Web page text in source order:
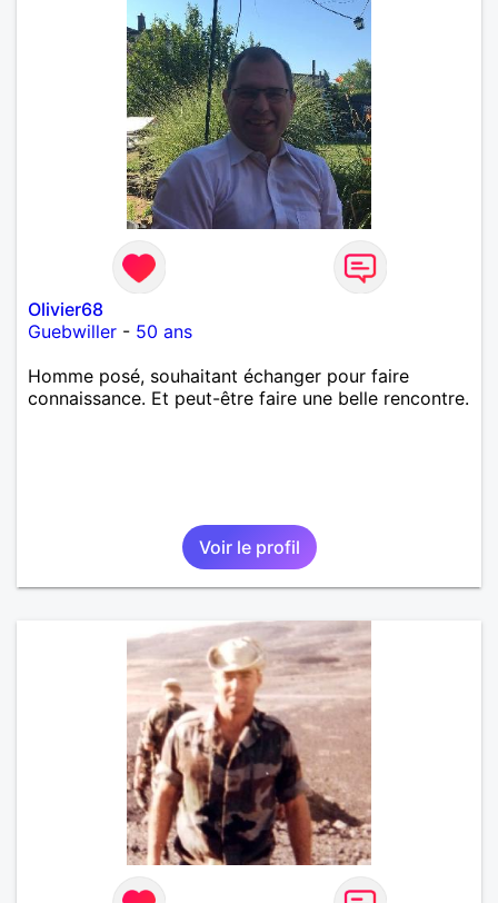
Olivier68
Guebwiller - 50 ans
Homme posé, souhaitant échanger pour faire
connaissance. Et peut-être faire une belle rencontre.
Voir le profil